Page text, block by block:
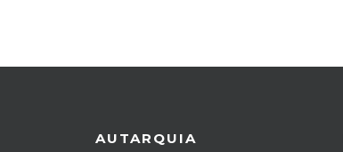
AUTARQUIA